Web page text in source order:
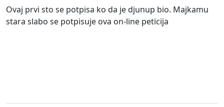
Ovaj prvi sto se potpisa ko da je djunup bio. Majkamu
stara slabo se potpisuje ova on-line peticija